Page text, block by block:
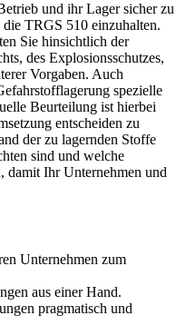
und ihr Lager sicher zu
TRGS 510 einzuhalten.
Sie hinsichtlich der
des Explosionsschutzes,
Vorgaben. Auch
spezielle
Beurteilung ist hierbei
entscheiden zu
der zu lagernden Stoffe
sind und welche
damit Ihr Unternehmen und
Unternehmen zum
aus einer Hand.
pragmatisch und